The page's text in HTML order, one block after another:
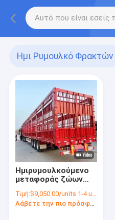
Ημι Ρυμουλκό Φρακτών
Ημιρυμουλκούμενο
μεταφοράς ζώων
ζωντανών με 3/4
άξονες, μέγιστο
Τιμή:$9,050.00/units 1-4 units
Λάβετε την πιο πρόσφατη τιμή